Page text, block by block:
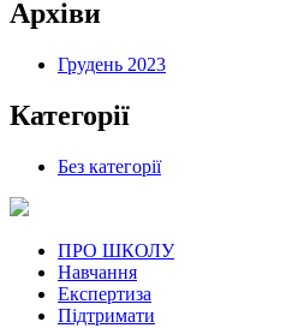
Архіви
Грудень 2023
Категорії
Без категорії
ПРО ШКОЛУ
Навчання
Експертиза
Підтримати